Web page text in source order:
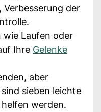
Verbesserung der
Laufen oder
Ihre Gelenke
aber
sieben leichte
werden.